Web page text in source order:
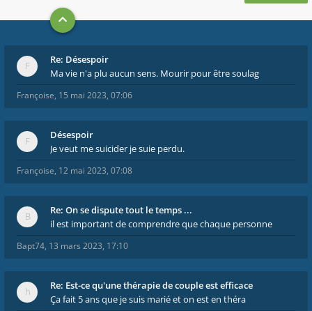
Re: Désespoir
Ma vie n'a plu aucun sens. Mourir pour être soulag
Françoise, 15 mai 2023, 07:06
Désespoir
Je veut me suicider je suie perdu.
Françoise, 12 mai 2023, 07:08
Re: On se dispute tout le temps ...
il est important de comprendre que chaque personne
Bapt74, 13 mars 2023, 17:10
Re: Est-ce qu'une thérapie de couple est efficace
Ça fait 5 ans que je suis marié et on est en théra